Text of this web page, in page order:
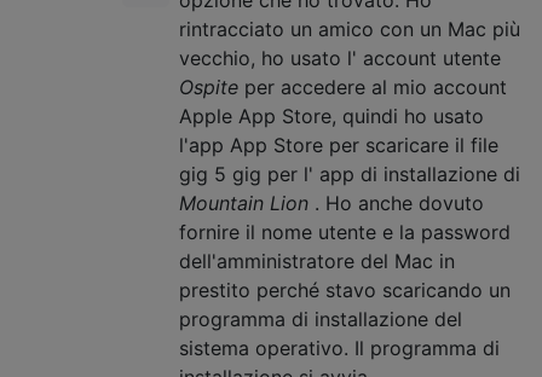
rintracciato un amico con un Mac più
vecchio, ho usato l' account utente
Ospite per accedere al mio account
Apple App Store, quindi ho usato
l'app App Store per scaricare il file
gig 5 gig per l' app di installazione di
Mountain Lion . Ho anche dovuto
fornire il nome utente e la password
dell'amministratore del Mac in
prestito perché stavo scaricando un
programma di installazione del
sistema operativo. Il programma di